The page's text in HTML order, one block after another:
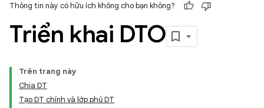
Thông tin này có hữu ích không cho bạn không?
Triển khai DTO
Trên trang này
Chia DT
Tạo DT chính và lớp phủ DT